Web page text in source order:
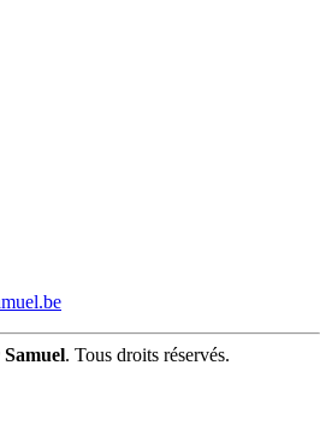
. Tous droits réservés.